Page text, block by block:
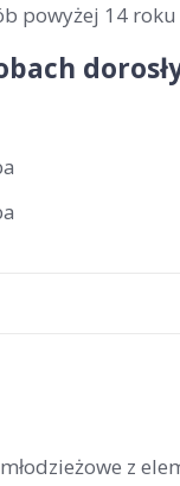
powyżej 14 roku
z